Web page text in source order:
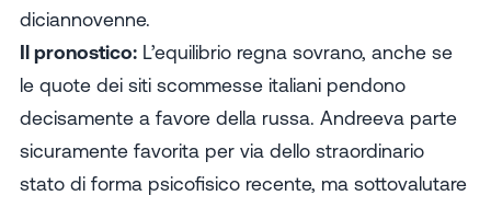
diciannovenne.
Il pronostico: L’equilibrio regna sovrano, anche se
le quote deisiti scommesse italiani pendono
decisamente a favore della russa. Andreeva parte
sicuramente favorita per via dello straordinario
stato di forma psicofisico recente, ma sottovalutare